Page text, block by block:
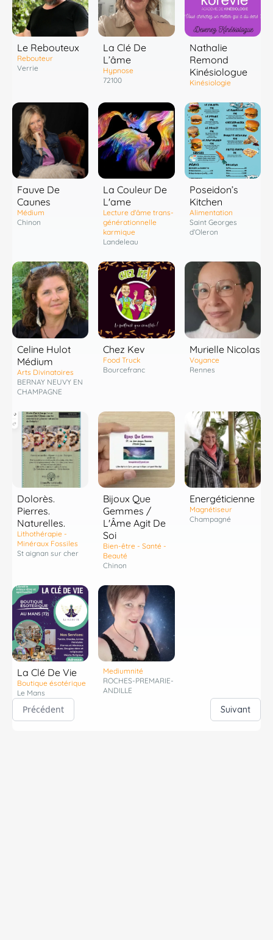
Le Rebouteux
Rebouteur
Verrie
La Clé De
L’âme
Hypnose
72100
Nathalie
Remond
Kinésiologue
Kinésiologie
Fauve De
Caunes
Médium
Chinon
La Couleur De
L'ame
Lecture d'âme trans-
générationnelle
karmique
Landeleau
Poseidon’s
Kitchen
Alimentation
Saint Georges
d’Oleron
Celine Hulot
Médium
Arts Divinatoires
BERNAY NEUVY EN
CHAMPAGNE
Chez Kev
Food Truck
Bourcefranc
Murielle Nicolas
Voyance
Rennes
Dolorès.
Pierres.
Naturelles.
Lithothérapie -
Minéraux Fossiles
St aignan sur cher
Bijoux Que
Gemmes /
L'Âme Agit De
Soi
Bien-être - Santé -
Beauté
Chinon
Energéticienne
Magnétiseur
Champagné
La Clé De Vie
Boutique ésotérique
Le Mans
Mediumnité
ROCHES-PREMARIE-
ANDILLE
Précédent Suivant